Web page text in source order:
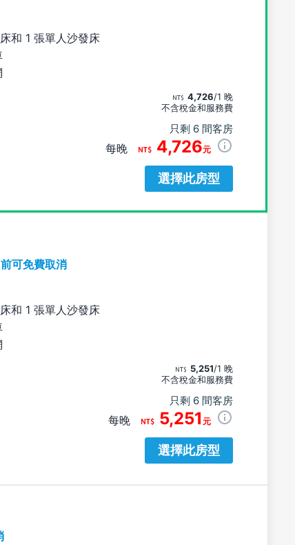
和 1 張單人沙發床
4,726/1 晚
不含稅金和服務費
只剩 6 間客房
每晚 4,726元
選擇此房型
可免費取消
和 1 張單人沙發床
5,251/1 晚
不含稅金和服務費
只剩 6 間客房
每晚 5,251 元
選擇此房型